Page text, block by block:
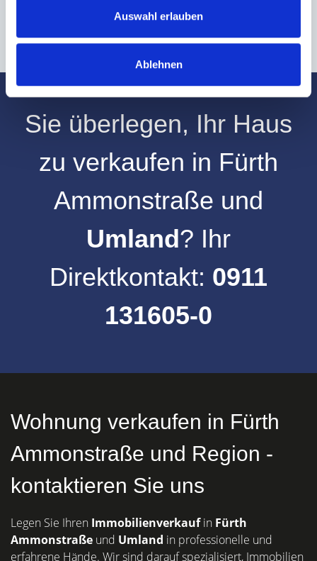
Auswahl erlauben
Ablehnen
Absenden
Sie überlegen, Ihr Haus
zu verkaufen in Fürth
Ammonstraße und
Umland? Ihr
Direktkontakt: 0911
131605-0
Wohnung verkaufen in Fürth
Ammonstraße und Region -
kontaktieren Sie uns
Legen Sie Ihren Immobilienverkaufin Fürth
Ammonstraße und Umland in professionelle und
erfahrene Hände. Wir sind darauf spezialisiert, Immobilien